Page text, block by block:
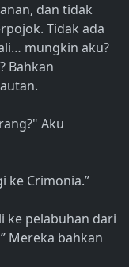
dan tidak
Tidak ada
mungkin aku?
Bahkan
Aku
ke Crimonia.”
ke pelabuhan dari
Mereka bahkan